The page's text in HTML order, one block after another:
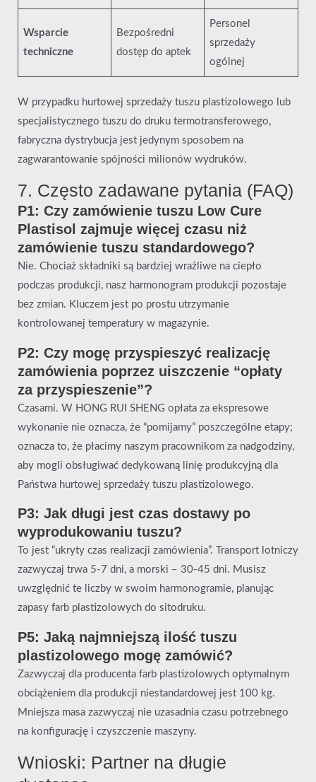
Wsparcie
techniczne
Bezpośredni
dostęp do aptek
Personel
sprzedaży
ogólnej
W przypadku hurtowej sprzedaży tuszu plastizolowego lub
specjalistycznego tuszu do druku termotransferowego,
fabryczna dystrybucja jest jedynym sposobem na
zagwarantowanie spójności milionów wydruków.
7. Często zadawane pytania (FAQ)
P1: Czy zamówienie tuszu Low Cure
Plastisol zajmuje więcej czasu niż
zamówienie tuszu standardowego?
Nie. Chociaż składniki są bardziej wrażliwe na ciepło
podczas produkcji, nasz harmonogram produkcji pozostaje
bez zmian. Kluczem jest po prostu utrzymanie
kontrolowanej temperatury w magazynie.
P2: Czy mogę przyspieszyć realizację
zamówienia poprzez uiszczenie “opłaty
za przyspieszenie”?
Czasami. W HONG RUI SHENG opłata za ekspresowe
wykonanie nie oznacza, że “pomijamy” poszczególne etapy;
oznacza to, że płacimy naszym pracownikom za nadgodziny,
aby mogli obsługiwać dedykowaną linię produkcyjną dla
Państwa hurtowej sprzedaży tuszu plastizolowego.
P3: Jak długi jest czas dostawy po
wyprodukowaniu tuszu?
To jest “ukryty czas realizacji zamówienia”. Transport lotniczy
zazwyczaj trwa 5-7 dni, a morski – 30-45 dni. Musisz
uwzględnić te liczby w swoim harmonogramie, planując
zapasy farb plastizolowych do sitodruku.
P5: Jaką najmniejszą ilość tuszu
plastizolowego mogę zamówić?
Zazwyczaj dla producenta farb plastizolowych optymalnym
obciążeniem dla produkcji niestandardowej jest 100 kg.
Mniejsza masa zazwyczaj nie uzasadnia czasu potrzebnego
na konfigurację i czyszczenie maszyny.
Wnioski: Partner na długie